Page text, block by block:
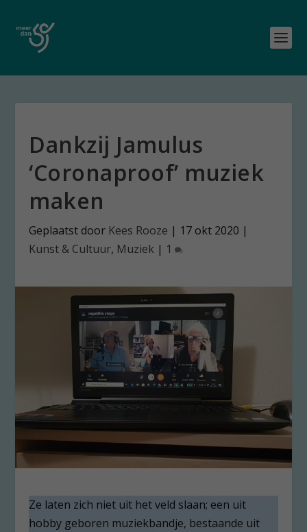
Dankzij Jamulus
‘Coronaproof’ muziek
maken
Geplaatst door Kees Rooze | 17 okt 2020 |
Kunst & Cultuur, Muziek | 1
Ze laten zich niet uit het veld slaan; een uit
hobby geboren muziekbandje, bestaande uit